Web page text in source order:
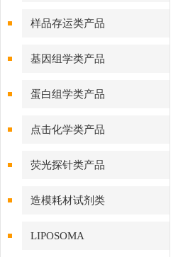
样品存运类产品
基因组学类产品
蛋白组学类产品
点击化学类产品
荧光探针类产品
造模耗材试剂类
LIPOSOMA